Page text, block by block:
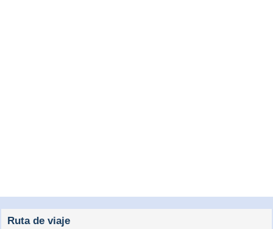
Ruta de viaje